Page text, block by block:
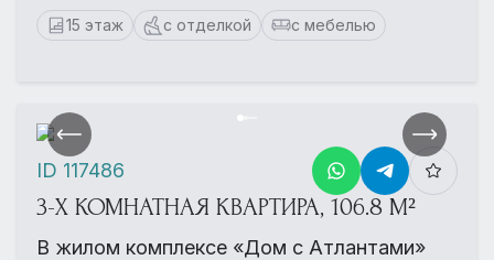
15 этаж с отделкой с мебелью
3-Х КОМНАТНАЯ КВАРТИРА, 106.8 М²
В жилом комплексе «Дом с Атлантами»
ID 117486